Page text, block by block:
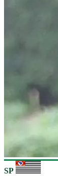
SP